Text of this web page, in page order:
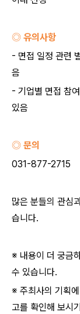
◎ 유의사항
- 면접 일정 관련
음
- 기업별 면접 참
있음
◎ 문의
031-877-2715
많은 분들의 관심
습니다.
※ 내용이 더 궁금
수 있습니다.
※ 주최사의 기획
고를 확인해 보시